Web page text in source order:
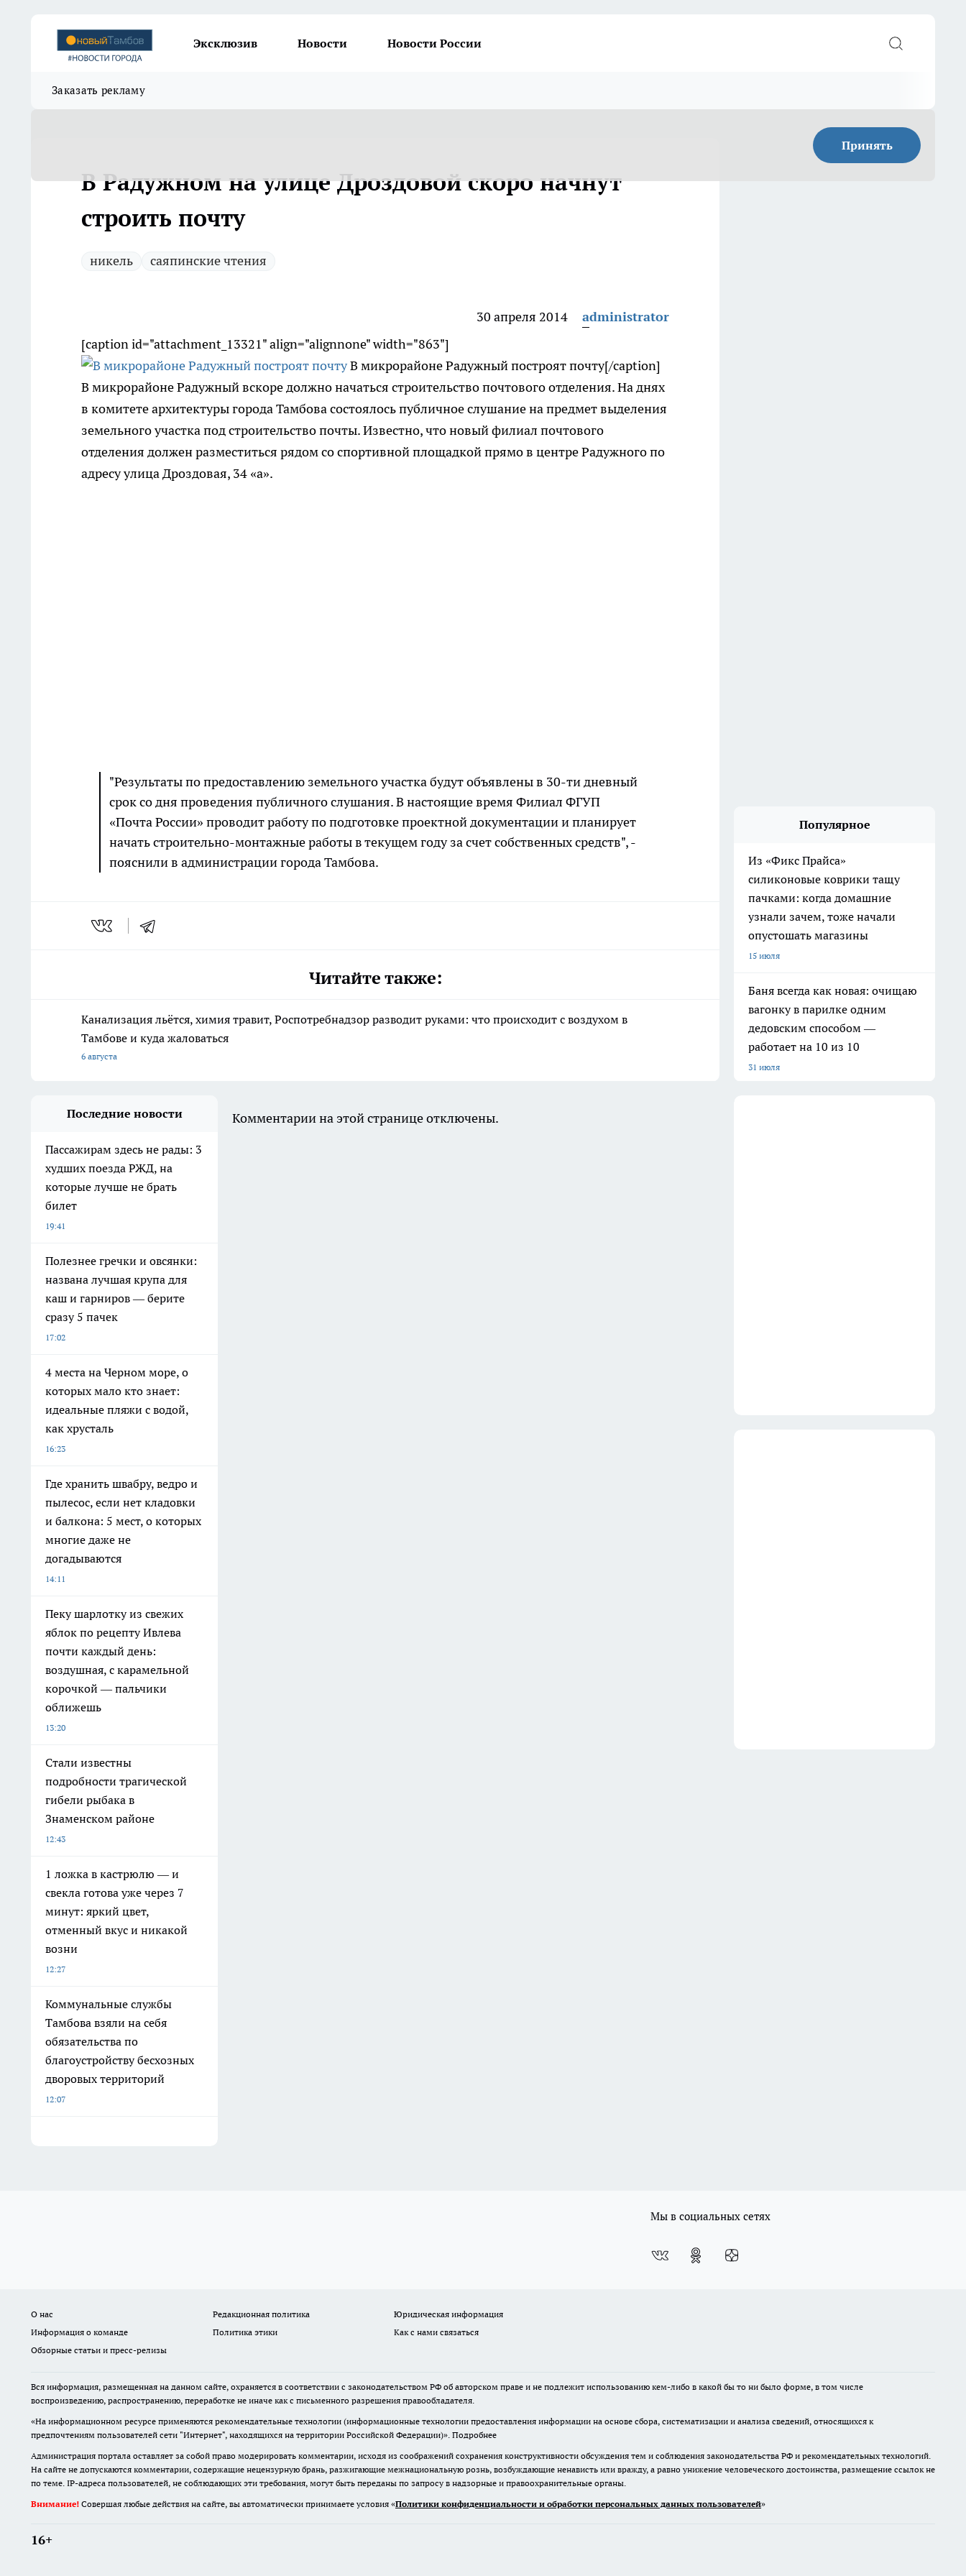
Эксклюзив Новости Новости России
Заказать рекламу
Принять
В Радужном на улице Дроздовой скоро начнут
строить почту
никель саяпинские чтения
30 апреля 2014
administrator
[caption id="attachment_13321" align="alignnone" width="863"]
В микрорайоне Радужный построят почту[/caption]
В микрорайоне Радужный вскоре должно начаться строительство почтового отделения. На днях
в комитете архитектуры города Тамбова состоялось публичное слушание на предмет выделения
земельного участка под строительство почты. Известно, что новый филиал почтового
отделения должен разместиться рядом со спортивной площадкой прямо в центре Радужного по
адресу улица Дроздовая, 34 «а».
"Результаты по предоставлению земельного участка будут объявлены в 30-ти дневный
срок со дня проведения публичного слушания. В настоящие время Филиал ФГУП
«Почта России» проводит работу по подготовке проектной документации и планирует
начать строительно-монтажные работы в текущем году за счет собственных средств", -
пояснили в администрации города Тамбова.
Читайте также:
Канализация льётся, химия травит, Роспотребнадзор разводит руками: что происходит с воздухом в
Тамбове и куда жаловаться
6 августа
Популярное
Из «Фикс Прайса»
силиконовые коврики тащу
пачками: когда домашние
узнали зачем, тоже начали
опустошать магазины
15 июля
Баня всегда как новая: очищаю
вагонку в парилке одним
дедовским способом —
работает на 10 из 10
31 июля
Последние новости
Пассажирам здесь не рады: 3
худших поезда РЖД, на
которые лучше не брать
билет
19:41
Полезнее гречки и овсянки:
названа лучшая крупа для
каш и гарниров — берите
сразу 5 пачек
17:02
4 места на Черном море, о
которых мало кто знает:
идеальные пляжи с водой,
как хрусталь
16:23
Где хранить швабру, ведро и
пылесос, если нет кладовки
и балкона: 5 мест, о которых
многие даже не
догадываются
14:11
Пеку шарлотку из свежих
яблок по рецепту Ивлева
почти каждый день:
воздушная, с карамельной
корочкой — пальчики
оближешь
13:20
Стали известны
подробности трагической
гибели рыбака в
Знаменском районе
12:43
1 ложка в кастрюлю — и
свекла готова уже через 7
минут: яркий цвет,
отменный вкус и никакой
возни
12:27
Коммунальные службы
Тамбова взяли на себя
обязательства по
благоустройству бесхозных
дворовых территорий
12:07
Комментарии на этой странице отключены.
Мы в социальных сетях
О нас Редакционная политика
Юридическая информация
Информация о команде
Политика этики
Как с нами связаться
Обзорные статьи и пресс-релизы
Вся информация, размещенная на данном сайте, охраняется в соответствии с законодательством РФ об авторском праве и не подлежит использованию кем-либо в какой бы то ни было форме, в том числе
воспроизведению, распространению, переработке не иначе как с письменного разрешения правообладателя.
«На информационном ресурсе применяются рекомендательные технологии (информационные технологии предоставления информации на основе сбора, систематизации и анализа сведений, относящихся к
предпочтениям пользователей сети "Интернет", находящихся на территории Российской Федерации)». Подробнее
Администрация портала оставляет за собой право модерировать комментарии, исходя из соображений сохранения конструктивности обсуждения тем и соблюдения законодательства РФ и рекомендательных технологий.
На сайте не допускаются комментарии, содержащие нецензурную брань, разжигающие межнациональную рознь, возбуждающие ненависть или вражду, а равно унижение человеческого достоинства, размещение ссылок не
по теме. IP-адреса пользователей, не соблюдающих эти требования, могут быть переданы по запросу в надзорные и правоохранительные органы.
Внимание! Совершая любые действия на сайте, вы автоматически принимаете условия «Политики конфиденциальности и обработки персональных данных пользователей»
16+